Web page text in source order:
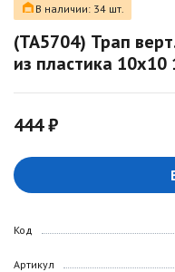
В наличии: 34 шт.
(ТА5704) Трап
из пластика 10х10
444 ₽
Код
Артикул